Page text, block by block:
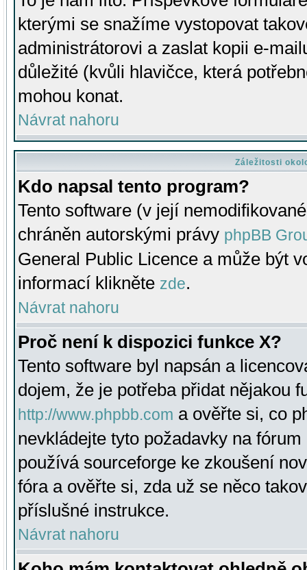
kterými se snažíme vystopovat
administrátorovi a zaslat kopii e-
důležité (kvůli hlavičce, která
mohou konat.
Návrat nahoru
Záležitosti
Kdo napsal tento program?
Tento software (v její
chráněn autorskými právy phpBB
General Public Licence a může být
informací klikněte zde.
Návrat nahoru
Proč není k dispozici funkce X?
Tento software byl napsán a
dojem, že je potřeba přidat nějakou
http://www.phpbb.com a ověřte si, co
nevkládejte tyto požadavky na
používá sourceforge ke zkoušení
fóra a ověřte si, zda už se něco
příslušné instrukce.
Návrat nahoru